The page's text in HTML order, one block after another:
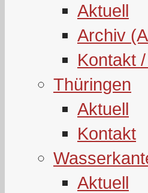
Aktuell
Archiv
Kontakt
Thüringen
Aktuell
Kontakt
Aktuell